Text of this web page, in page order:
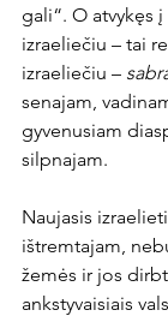
gali“. O atvykęs
izraeliečiu – tai
izraeliečiu –
senajam,
gyvenusiam
silpnajam.
Naujasis
ištremtajam,
žemės ir jos
ankstyvaisiais